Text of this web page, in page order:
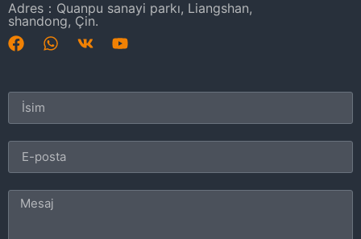
Adres：Quanpu sanayi parkı, Liangshan,
shandong, Çin.